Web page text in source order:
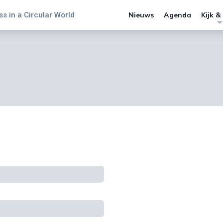
in a Circular World Nieuws Agenda Kijk &